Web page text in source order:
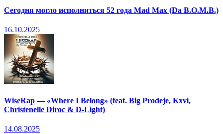
Сегодня могло исполниться 52 года Mad Max (Da B.O.M.B.)
16.10.2025
WiseRap — «Where I Belong» (feat. Big Prodeje, Kxvi,
Christenelle Diroc & D-Light)
14.08.2025